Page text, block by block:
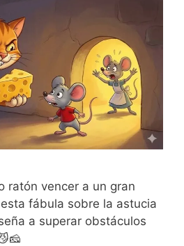
ratón vencer a un gran
fábula sobre la astucia
a superar obstáculos